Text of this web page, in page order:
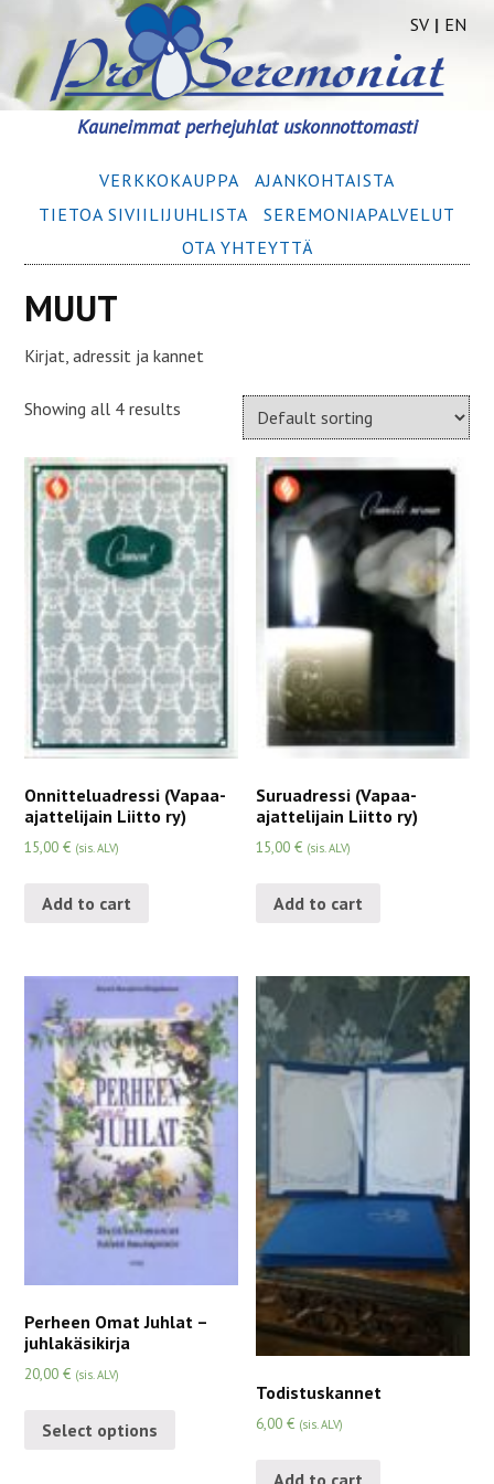
SV | EN
Kauneimmat perhejuhlat uskonnottomasti
Ensisijainen
valikko
VERKKOKAUPPA
AJANKOHTAISTA
TIETOA SIVIILIJUHLISTA
SEREMONIA­­PALVELUT
OTA YHTEYTTÄ
MUUT
Kirjat, adressit ja kannet
Showing all 4 results
Onnitteluadressi (Vapaa-
ajattelijain Liitto ry)
15,00€ (sis. ALV)
Add to cart
Suruadressi (Vapaa-
ajattelijain Liitto ry)
15,00€ (sis. ALV)
Add to cart
Perheen Omat Juhlat –
juhlakäsikirja
20,00€ (sis. ALV)
Select options
Todistuskannet
6,00€ (sis. ALV)
Add to cart